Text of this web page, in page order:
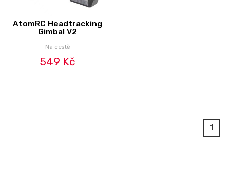
AtomRC Headtracking
Gimbal V2
Na cestě
549 Kč
1